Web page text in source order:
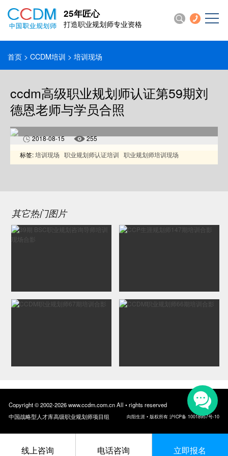
25年匠心
打造职业规划师专业资格
首页 >CCDM培训 > 培训现场
ccdm高级职业规划师认证第59期刘
德恩老师与学员合照
2018-08-15
255
标签:培训现场 职业规划师认证培训 职业规划师培训现场
其它热门图片
Copyright © 2002-2026 www.ccdm.com.cn All • rights reserved
中国战略型人才库高级职业规划师项目组
向阳生涯 • 版权所有 沪ICP备 10018957号-10
线上咨询 电话咨询 立即报名